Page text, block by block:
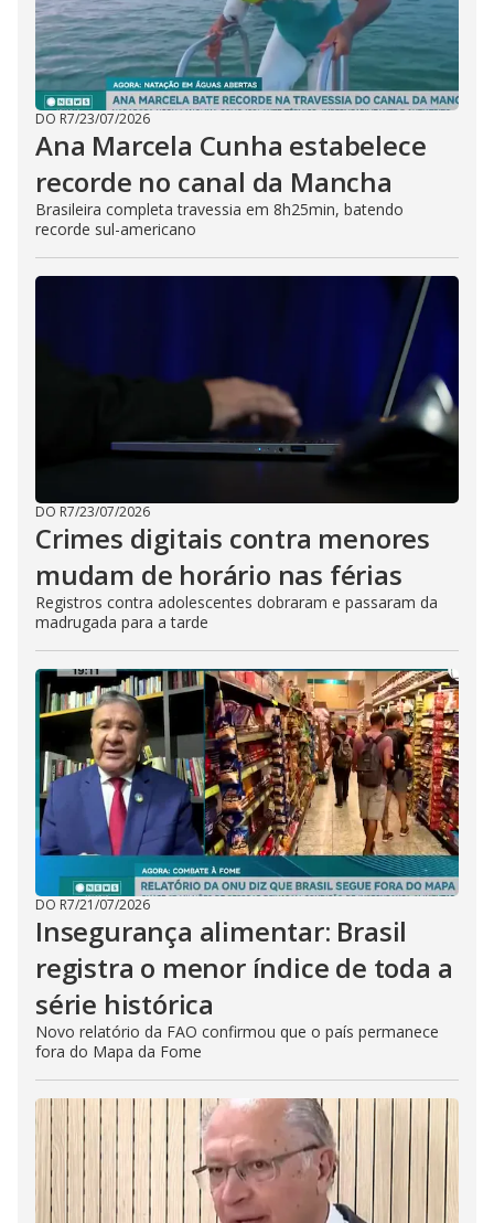
DO R7/23/07/2026
Ana Marcela Cunha estabelece
recorde no canal da Mancha
Brasileira completa travessia em 8h25min, batendo
recorde sul-americano
DO R7/23/07/2026
Crimes digitais contra menores
mudam de horário nas férias
Registros contra adolescentes dobraram e passaram da
madrugada para a tarde
DO R7/21/07/2026
Insegurança alimentar: Brasil
registra o menor índice de toda a
série histórica
Novo relatório da FAO confirmou que o país permanece
fora do Mapa da Fome